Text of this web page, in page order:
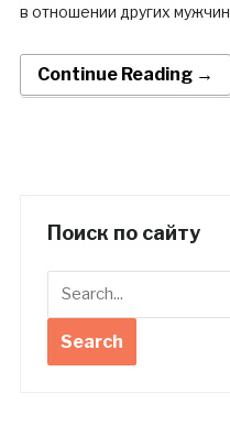
в отношении других мужчин
Continue Reading →
Поиск по сайту